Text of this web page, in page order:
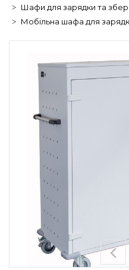
Шафи для зарядки та
Мобільна шафа для